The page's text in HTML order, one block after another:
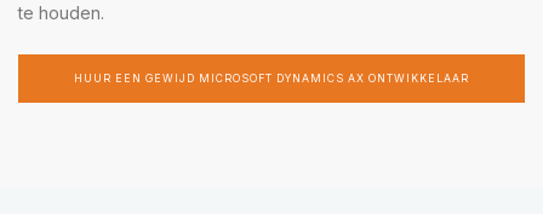
te houden.
HUUR EEN GEWIJD MICROSOFT DYNAMICS AX ONTWIKKELAAR